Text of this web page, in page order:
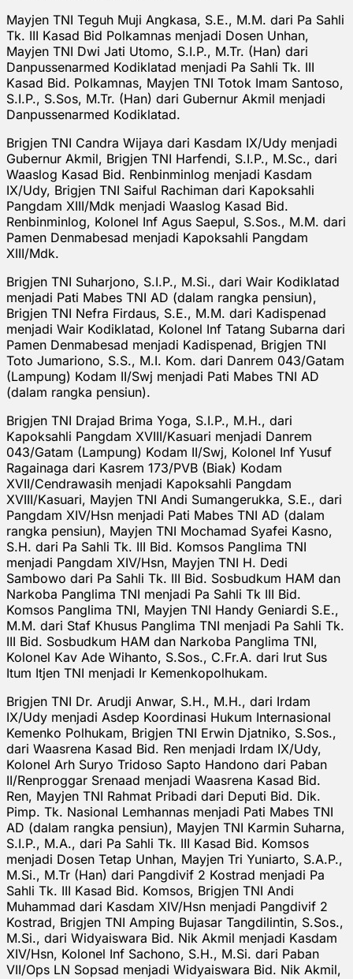
Mayjen TNI Teguh Muji Angkasa, S.E., M.M. dari Pa Sahli
Tk. III Kasad Bid Polkamnas menjadi Dosen Unhan,
Mayjen TNI Dwi Jati Utomo, S.I.P., M.Tr. (Han) dari
Danpussenarmed Kodiklatad menjadi Pa Sahli Tk. III
Kasad Bid. Polkamnas, Mayjen TNI Totok Imam Santoso,
S.I.P., S.Sos, M.Tr. (Han) dari Gubernur Akmil menjadi
Danpussenarmed Kodiklatad.
Brigjen TNI Candra Wijaya dari Kasdam IX/Udy menjadi
Gubernur Akmil, Brigjen TNI Harfendi, S.I.P., M.Sc., dari
Waaslog Kasad Bid. Renbinminlog menjadi Kasdam
IX/Udy, Brigjen TNI Saiful Rachiman dari Kapoksahli
Pangdam XIII/Mdk menjadi Waaslog Kasad Bid.
Renbinminlog, Kolonel Inf Agus Saepul, S.Sos., M.M. dari
Pamen Denmabesad menjadi Kapoksahli Pangdam
XIII/Mdk.
Brigjen TNI Suharjono, S.I.P., M.Si., dari Wair Kodiklatad
menjadi Pati Mabes TNI AD (dalam rangka pensiun),
Brigjen TNI Nefra Firdaus, S.E., M.M. dari Kadispenad
menjadi Wair Kodiklatad, Kolonel Inf Tatang Subarna dari
Pamen Denmabesad menjadi Kadispenad, Brigjen TNI
Toto Jumariono, S.S., M.I. Kom. dari Danrem 043/Gatam
(Lampung) Kodam II/Swj menjadi Pati Mabes TNI AD
(dalam rangka pensiun).
Brigjen TNI Drajad Brima Yoga, S.I.P., M.H., dari
Kapoksahli Pangdam XVIII/Kasuari menjadi Danrem
043/Gatam (Lampung) Kodam II/Swj, Kolonel Inf Yusuf
Ragainaga dari Kasrem 173/PVB (Biak) Kodam
XVII/Cendrawasih menjadi Kapoksahli Pangdam
XVIII/Kasuari, Mayjen TNI Andi Sumangerukka, S.E., dari
Pangdam XIV/Hsn menjadi Pati Mabes TNI AD (dalam
rangka pensiun), Mayjen TNI Mochamad Syafei Kasno,
S.H. dari Pa Sahli Tk. III Bid. Komsos Panglima TNI
menjadi Pangdam XIV/Hsn, Mayjen TNI H. Dedi
Sambowo dari Pa Sahli Tk. III Bid. Sosbudkum HAM dan
Narkoba Panglima TNI menjadi Pa Sahli Tk III Bid.
Komsos Panglima TNI, Mayjen TNI Handy Geniardi S.E.,
M.M. dari Staf Khusus Panglima TNI menjadi Pa Sahli Tk.
III Bid. Sosbudkum HAM dan Narkoba Panglima TNI,
Kolonel Kav Ade Wihanto, S.Sos., C.Fr.A. dari Irut Sus
Itum Itjen TNI menjadi Ir Kemenkopolhukam.
Brigjen TNI Dr. Arudji Anwar, S.H., M.H., dari Irdam
IX/Udy menjadi Asdep Koordinasi Hukum Internasional
Kemenko Polhukam, Brigjen TNI Erwin Djatniko, S.Sos.,
dari Waasrena Kasad Bid. Ren menjadi Irdam IX/Udy,
Kolonel Arh Suryo Tridoso Sapto Handono dari Paban
II/Renproggar Srenaad menjadi Waasrena Kasad Bid.
Ren, Mayjen TNI Rahmat Pribadi dari Deputi Bid. Dik.
Pimp. Tk. Nasional Lemhannas menjadi Pati Mabes TNI
AD (dalam rangka pensiun), Mayjen TNI Karmin Suharna,
S.I.P., M.A., dari Pa Sahli Tk. III Kasad Bid. Komsos
menjadi Dosen Tetap Unhan, Mayjen Tri Yuniarto, S.A.P.,
M.Si., M.Tr (Han) dari Pangdivif 2 Kostrad menjadi Pa
Sahli Tk. III Kasad Bid. Komsos, Brigjen TNI Andi
Muhammad dari Kasdam XIV/Hsn menjadi Pangdivif 2
Kostrad, Brigjen TNI Amping Bujasar Tangdilintin, S.Sos.,
M.Si., dari Widyaiswara Bid. Nik Akmil menjadi Kasdam
XIV/Hsn, Kolonel Inf Sachono, S.H., M.Si. dari Paban
VII/Ops LN Sopsad menjadi Widyaiswara Bid. Nik Akmil,